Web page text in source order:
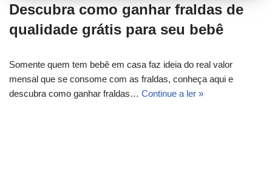
Descubra como ganhar fraldas de
qualidade grátis para seu bebê
Somente quem tem bebê em casa faz ideia do real valor
mensal que se consome com as fraldas, conheça aqui e
descubra como ganhar fraldas… Continue a ler »